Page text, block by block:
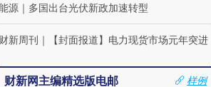
源 ｜ 多国出台光伏新政加速转型
财新周刊 ｜ 【封面报道】电力现货市场元年突进
财新网主编精选版电邮
样例